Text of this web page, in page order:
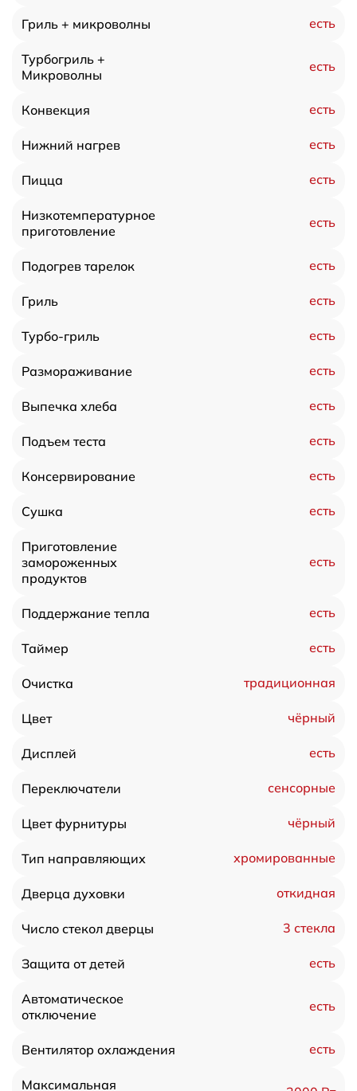
Гриль + микроволны есть
Турбогриль +
Микроволны
есть
Конвекция есть
Нижний нагрев есть
Пицца есть
Низкотемпературное
приготовление
есть
Подогрев тарелок есть
Гриль есть
Турбо-гриль есть
Размораживание есть
Выпечка хлеба есть
Подъем теста есть
Консервирование есть
Сушка есть
Приготовление
замороженных
продуктов
есть
Поддержание тепла есть
Таймер есть
Очистка традиционная
Цвет чёрный
Дисплей есть
Переключатели сенсорные
Цвет фурнитуры чёрный
Тип направляющих хромированные
Дверца духовки откидная
Число стекол дверцы 3 стекла
Защита от детей есть
Автоматическое
отключение
есть
Вентилятор охлаждения есть
Максимальная